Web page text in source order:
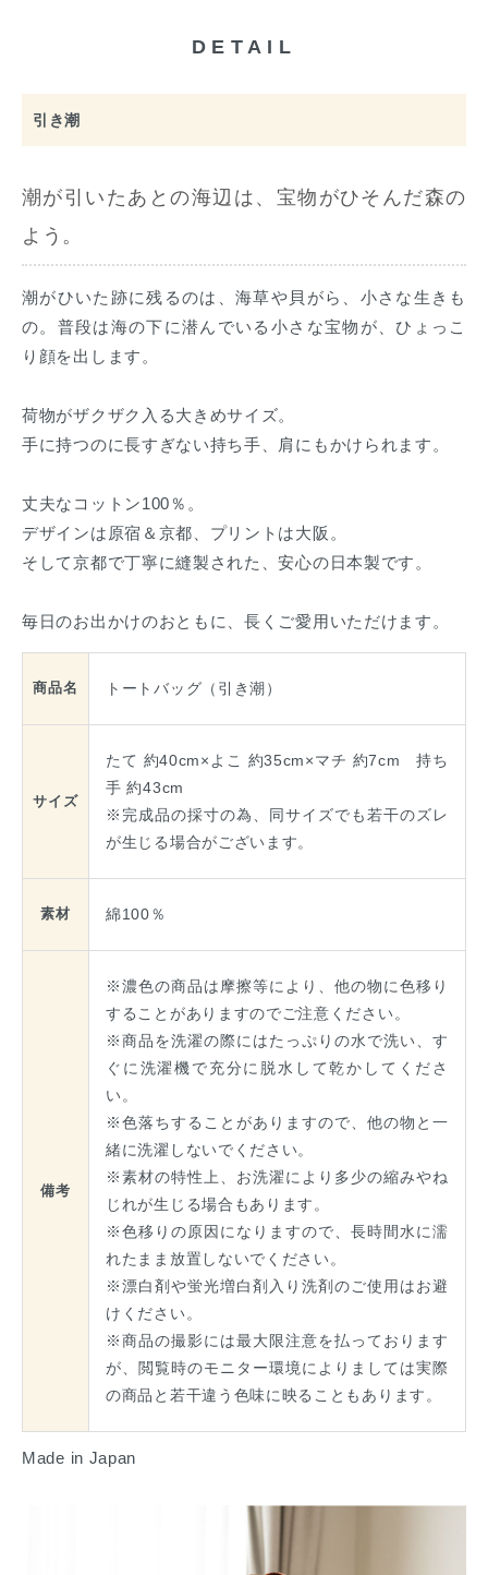
DETAIL
引き潮
潮が引いたあとの海辺は、宝物がひそんだ森の
よう。
潮がひいた跡に残るのは、海草や貝がら、小さな生きも
の。普段は海の下に潜んでいる小さな宝物が、ひょっこ
り顔を出します。
荷物がザクザク入る大きめサイズ。
手に持つのに長すぎない持ち手、肩にもかけられます。
丈夫なコットン100％。
デザインは原宿＆京都、プリントは大阪。
そして京都で丁寧に縫製された、安心の日本製です。
毎日のお出かけのおともに、長くご愛用いただけます。
商品名 トートバッグ（引き潮）
サイズ
たて 約40cm×よこ 約35cm×マチ 約7cm 持ち
手 約43cm
※完成品の採寸の為、同サイズでも若干のズレ
が生じる場合がございます。
素材 綿100％
備考
※濃色の商品は摩擦等により、他の物に色移り
することがありますのでご注意ください。
※商品を洗濯の際にはたっぷりの水で洗い、す
ぐに洗濯機で充分に脱水して乾かしてくださ
い。
※色落ちすることがありますので、他の物と一
緒に洗濯しないでください。
※素材の特性上、お洗濯により多少の縮みやね
じれが生じる場合もあります。
※色移りの原因になりますので、長時間水に濡
れたまま放置しないでください。
※漂白剤や蛍光増白剤入り洗剤のご使用はお避
けください。
※商品の撮影には最大限注意を払っております
が、閲覧時のモニター環境によりましては実際
の商品と若干違う色味に映ることもあります。
Made in Japan